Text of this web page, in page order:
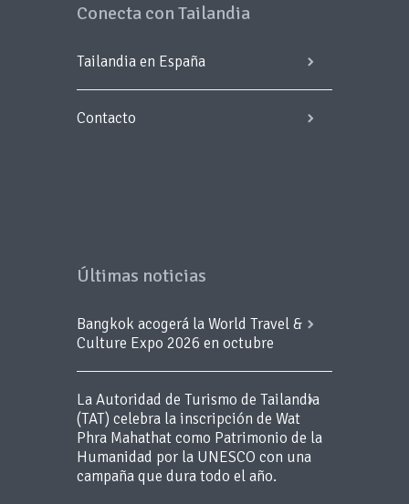
Conecta con Tailandia
Tailandia en España
Contacto
Últimas noticias
Bangkok acogerá la World Travel &
Culture Expo 2026 en octubre
La Autoridad de Turismo de Tailandia
(TAT) celebra la inscripción de Wat
Phra Mahathat como Patrimonio de la
Humanidad por la UNESCO con una
campaña que dura todo el año.